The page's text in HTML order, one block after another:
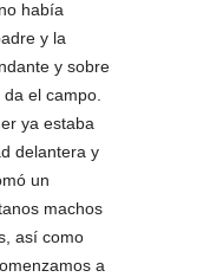
había
y la
y sobre
el campo.
ya estaba
delantera y
un
machos
así como
a